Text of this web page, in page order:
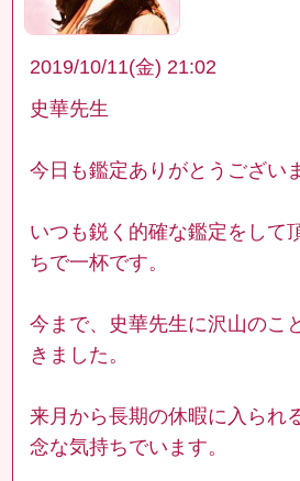
2019/10/11(金) 21:02
史華先生
今日も鑑定ありがとうござい
いつも鋭く的確な鑑定をして
ちで一杯です。
今まで、史華先生に沢山のこ
きました。
来月から長期の休暇に入られ
念な気持ちでいます。